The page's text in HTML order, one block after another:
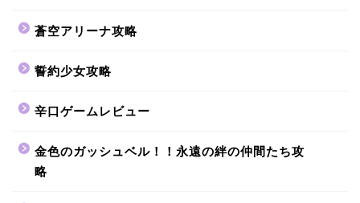
蒼空アリーナ攻略
誓約少女攻略
辛口ゲームレビュー
金色のガッシュベル！！永遠の絆の仲間たち攻
略